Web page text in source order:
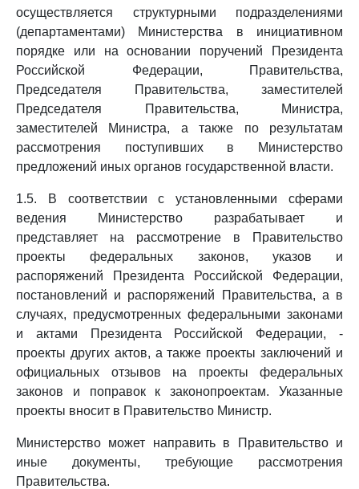
осуществляется структурными подразделениями
(департаментами) Министерства в инициативном
порядке или на основании поручений Президента
Российской Федерации, Правительства,
Председателя Правительства, заместителей
Председателя Правительства, Министра,
заместителей Министра, а также по результатам
рассмотрения поступивших в Министерство
предложений иных органов государственной власти.
1.5. В соответствии с установленными сферами
ведения Министерство разрабатывает и
представляет на рассмотрение в Правительство
проекты федеральных законов, указов и
распоряжений Президента Российской Федерации,
постановлений и распоряжений Правительства, а в
случаях, предусмотренных федеральными законами
и актами Президента Российской Федерации, -
проекты других актов, а также проекты заключений и
официальных отзывов на проекты федеральных
законов и поправок к законопроектам. Указанные
проекты вносит в Правительство Министр.
Министерство может направить в Правительство и
иные документы, требующие рассмотрения
Правительства.